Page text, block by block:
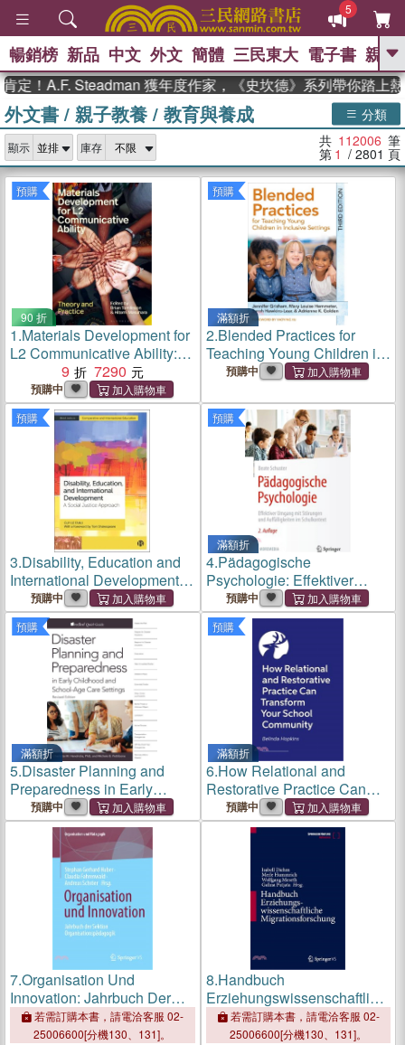
5
GO
熱搜： 東野圭吾 高希均教授回憶錄
、 The Odyssey 、 父親節 、 如果歷
、 國際布克
獎 臺灣漫遊錄 、 方念華 、 台灣的李
登輝時代 、 數學女孩：黎曼猜想
偉大的迷走神經
暢銷榜 新品 中文 外文 簡體 三民東大 電子書 親子
Steadman 獲年度作家，《史坎德》系列帶你踏上熱血奇
外文書 / 親子教養 / 教育與養成 分類
顯示 庫存 共 112006 筆
第 1 / 2801 頁
預購
90 折
1.Materials Development for
L2 Communicative Ability:
Theory and Practice
9 7290
預購中
預購
滿額折
2.Blended Practices for
Teaching Young Children in
Inclusive Settings
預購中
預購
3.Disability, Education and
International Development:
A Social Justice Approach
預購中
預購
滿額折
4.Pädagogische
Psychologie: Effektiver
Umgang Mit Störungen Und
Auffälligkeiten Im
Schulkontext
預購中
預購
滿額折
5.Disaster Planning and
Preparedness in Early
Childhood and School-Age
Settings, Revised Edition
預購中
預購
滿額折
6.How Relational and
Restorative Practice Can
Transform Your School
Community
預購中
7.Organisation Und
Innovation: Jahrbuch Der
Sektion
Organisationspädagogik
若需訂購本書，請電洽客服 02-
25006600[分機130、131]。
8.Handbuch
Erziehungswissenschaftlich
e Migrationsforschung
若需訂購本書，請電洽客服 02-
25006600[分機130、131]。